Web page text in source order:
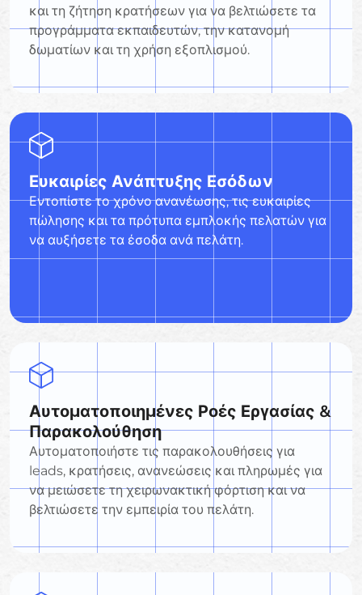
και τη ζήτηση κρατήσεων για να βελτιώσετε τα
προγράμματα εκπαιδευτών, την κατανομή
δωματίων και τη χρήση εξοπλισμού.
Ευκαιρίες Ανάπτυξης Εσόδων
Εντοπίστε το χρόνο ανανέωσης, τις ευκαιρίες
πώλησης και τα πρότυπα εμπλοκής πελατών για
να αυξήσετε τα έσοδα ανά πελάτη.
Αυτοματοποιημένες Ροές Εργασίας &
Παρακολούθηση
Αυτοματοποιήστε τις παρακολουθήσεις για
leads, κρατήσεις, ανανεώσεις και πληρωμές για
να μειώσετε τη χειρωνακτική φόρτιση και να
βελτιώσετε την εμπειρία του πελάτη.